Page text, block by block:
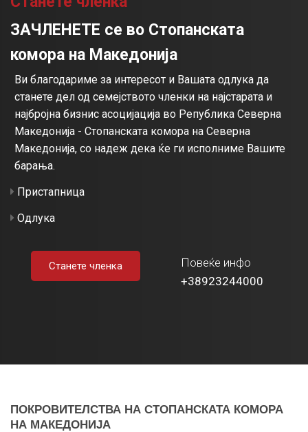
ЗАЧЛЕНЕТЕ се во Стопанската
комора на Македонија
Ви благодариме за интересот и Вашата одлука да
станете дел од семејството членки на најстарата и
најбројна бизнис асоцијација во Република Северна
Македонија - Стопанската комора на Северна
Македонија, со надеж дека ќе ги исполниме Вашите
барања.
Пристапница
Одлука
Станете членка
Повеќе инфо
+38923244000
ПОКРОВИТЕЛСТВА НА СТОПАНСКАТА КОМОРА
НА МАКЕДОНИЈА